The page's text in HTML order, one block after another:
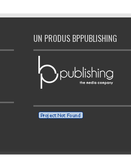
UN PRODUS BPPUBLISHING